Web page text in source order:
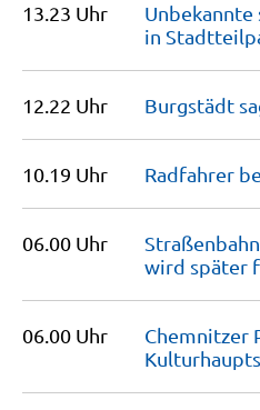
13.23 Uhr
in
12.22 Uhr Burgstädt
10.19 Uhr Radfahrer
06.00 Uhr
wird später
06.00 Uhr
Chemnitzer